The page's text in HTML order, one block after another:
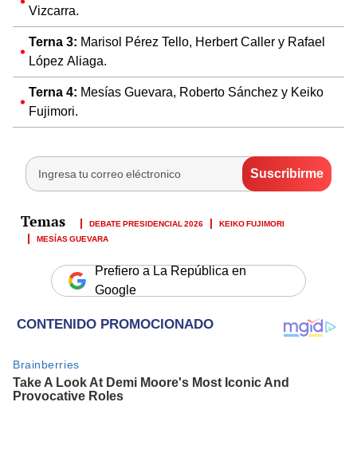
Vizcarra.
Terna 3: Marisol Pérez Tello, Herbert Caller y Rafael
López Aliaga.
Terna 4: Mesías Guevara, Roberto Sánchez y Keiko
Fujimori.
DEBATE PRESIDENCIAL 2026
KEIKO FUJIMORI
MESÍAS GUEVARA
Prefiero a La República en
Google